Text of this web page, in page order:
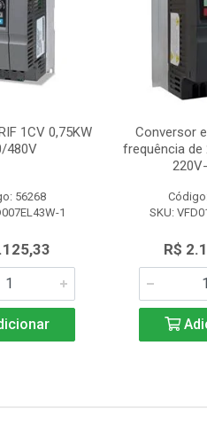
1CV 0,75KW
480V
56268
1
Conversor
frequência de
SKU:
R$